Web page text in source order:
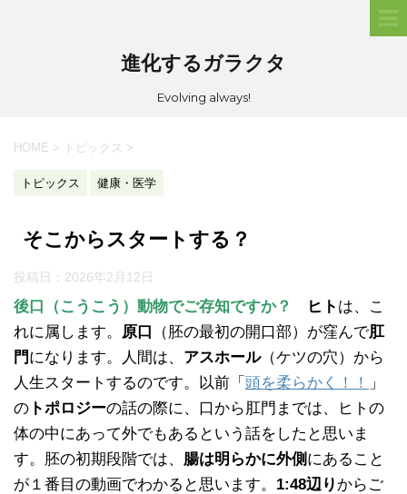
進化するガラクタ
Evolving always!
HOME > トピックス >
トピックス 健康・医学
そこからスタートする？
投稿日： 2026年2月12日
後口（こうこう）動物でご存知ですか？ ヒト は、こ
れに属します。
原口 （胚の最初の開口部）が窪んで肛
門になります。人間は、 アスホール（ケツの穴）から
人生スタートするのです。以前「 頭を柔らかく！！
」
の トポロジーの話の際に、口から肛門までは、ヒトの
体の中にあって外でもあるという話をしたと思いま
す。胚の初期段階では、 腸は明らかに外側 にあること
が１番目の動画でわかると思います。 1:48辺り からご